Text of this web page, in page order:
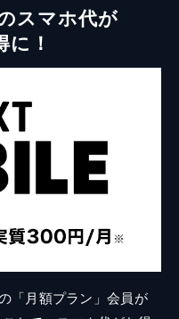
スマホ代が
！
「月額プラン」会員が